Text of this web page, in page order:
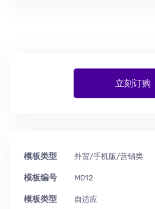
立刻订购
模板类型 外贸/手机版/营销类
模板编号 M012
模板类型 自适应